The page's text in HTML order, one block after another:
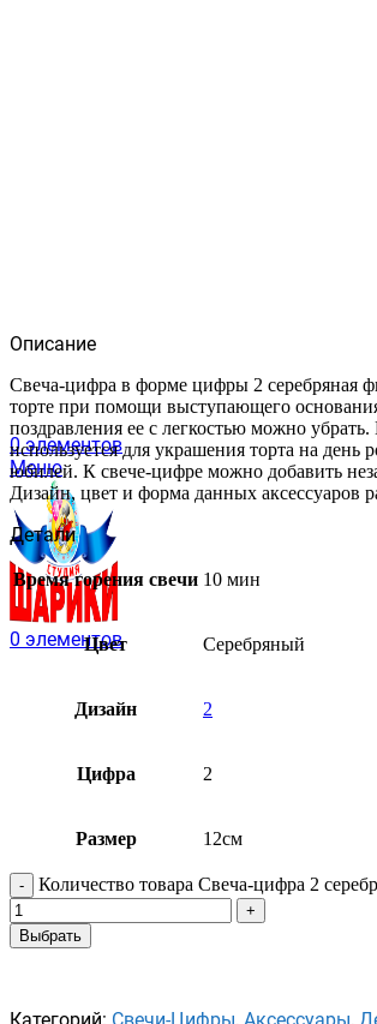
0элементов
Меню
0 элементов
Описание
Свеча-цифра в форме цифры 2 серебряная
торте при помощи выступающего
поздравления ее с легкостью можно
используется для украшения торта на день
юбилей. К свече-цифре можно добавить
Дизайн, цвет и форма данных аксессуаров
Детали
Время горения свечи 10 мин
Цвет Серебряный
Дизайн 2
Цифра 2
Размер 12см
Количество товара Свеча-цифра 2
Выбрать